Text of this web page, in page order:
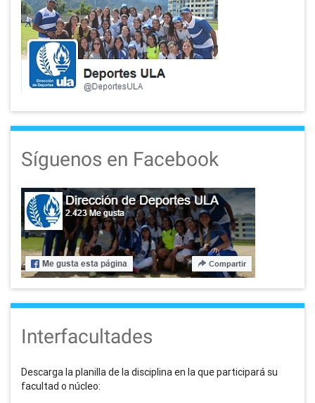
Síguenos en Facebook
Interfacultades
Descarga la planilla de la disciplina en la que participará su
facultad o núcleo: